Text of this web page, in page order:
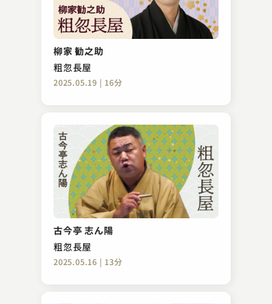
柳家 勧之助
粗忽長屋
2025.05.19 | 16分
古今亭 志ん陽
粗忽長屋
2025.05.16 | 13分